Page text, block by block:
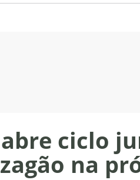
ciclo
na